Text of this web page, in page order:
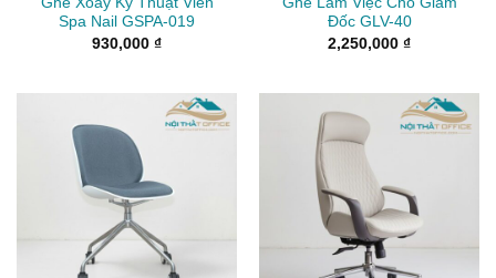
Spa Nail GSPA-019
930,000 ₫
Đốc GLV-40
2,250,000 ₫